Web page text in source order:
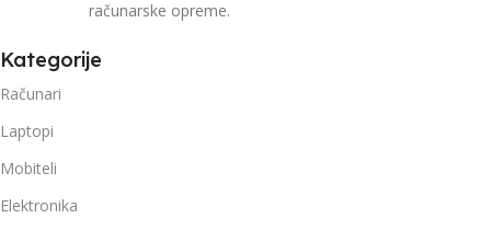
računarske opreme.
Kategorije
Računari
Laptopi
Mobiteli
Elektronika